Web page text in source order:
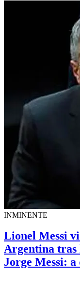
INMINENTE
Lionel Messi
Argentina tras
Jorge Messi: